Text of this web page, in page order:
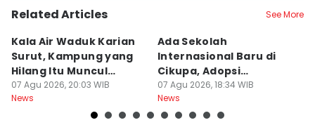
Related Articles See More
Kala Air Waduk Karian
Surut, Kampung yang
Hilang Itu Muncul
Kembali
07 Agu 2026, 20:03 WIB
News
Ada Sekolah
Internasional Baru di
Cikupa, Adopsi
Kurikulum Singapura
07 Agu 2026, 18:34 WIB
News